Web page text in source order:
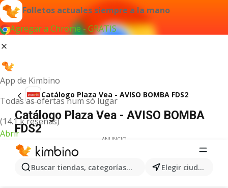
Folletos actuales siempre a la mano
Agregar a Chrome - GRATIS
App de Kimbino
Todas as ofertas num só lugar
(14.1 k reseñas)
Abrir
Buscar tiendas, categorías, productos... Elegir ciudad
Catálogo Plaza Vea - AVISO BOMBA FDS2
Catálogo Plaza Vea - AVISO BOMBA
FDS2
ANUNCIO